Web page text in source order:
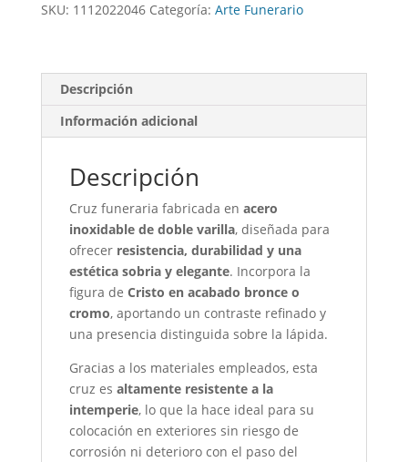
SKU: 1112022046 Categoría: Arte Funerario
Descripción
Información adicional
Descripción
Cruz funeraria fabricada en acero
inoxidable de doble varilla, diseñada para
ofrecer resistencia, durabilidad y una
estética sobria y elegante. Incorpora la
figura de Cristo en acabado bronce o
cromo, aportando un contraste refinado y
una presencia distinguida sobre la lápida.
Gracias a los materiales empleados, esta
cruz es altamente resistente a la
intemperie, lo que la hace ideal para su
colocación en exteriores sin riesgo de
corrosión ni deterioro con el paso del